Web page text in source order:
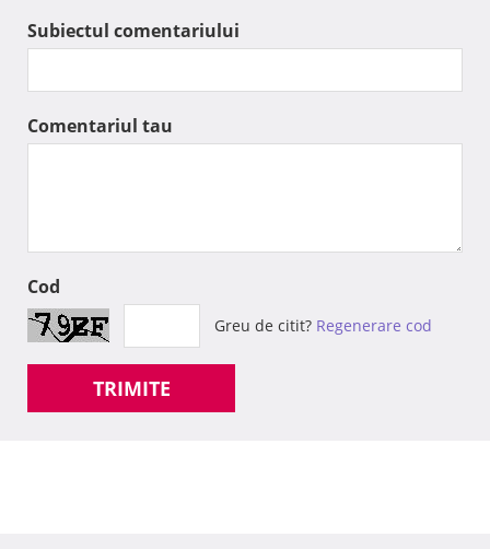
Subiectul comentariului
Comentariul tau
Cod
Greu de citit? Regenerare cod
TRIMITE